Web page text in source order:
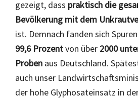
gezeigt, dass praktisch die
Bevölkerung mit dem
ist. Demnach fanden sich
99,6 Prozentvon über 2000
Proben aus Deutschland.
auch unser
der hohe Glyphosateinsatz in